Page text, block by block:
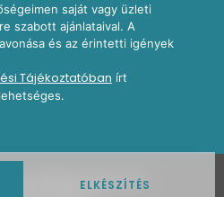
ELKÉSZÍTÉS
saját vagy üzleti
szabott ajánlataival. A
és az érintetti igények
Tájékoztatóban írt
Médiacsoport Zrt.